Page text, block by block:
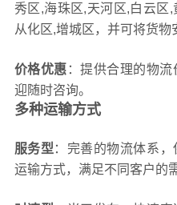
秀区,海珠区,天河区,白云区
从化区,增城区，并可将货物
价格优惠 ：提供合理的物
迎随时咨询。
多种运输方式
服务型 ：完善的物流体系
运输方式，满足不同客户的